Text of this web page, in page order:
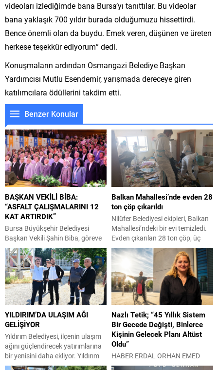
videoları izlediğimde bana Bursa’yı tanıttılar. Bu videolar
bana yaklaşık 700 yıldır burada olduğumuzu hissettirdi.
Bence önemli olan da buydu. Emek veren, düşünen ve üreten
herkese teşekkür ediyorum” dedi.
Konuşmaların ardından Osmangazi Belediye Başkan
Yardımcısı Mutlu Esendemir, yarışmada dereceye giren
katılımcılara ödüllerini takdim etti.
Benzer Konular
BAŞKAN VEKİLİ BİBA:
“ASFALT ÇALIŞMALARINI 12
KAT ARTIRDIK”
Bursa Büyükşehir Belediyesi
Başkan Vekili Şahin Biba, göreve
geldiği 10 Nisan’dan bugüne
kadar geçen dönemi işaret ederek
“AK Parti belediyeciliğine yakışır
bir vizyonla durmadan
çalışıyoruz. Yaz Spor Okullarında
geçen yıl 12.000 olan öğrenci
sayımızı bu yıl 30.000’e yükselttik.
270 bin ton asfalt çalışması
yaparak geçtiğimiz yılın aynı
dönemine göre 12...
Balkan Mahallesi’nde evden 28
ton çöp çıkarıldı
Nilüfer Belediyesi ekipleri, Balkan
Mahallesi’ndeki bir evi temizledi.
Evden çıkarılan 28 ton çöp, üç
kamyona yüklenerek Hamitler
Kent Çöplüğü’ne götürüldü.
Nilüfer Belediyesi ekipleri, Balkan
Mahallesi Turan Haznedaroğlu
Sokak’ta bulunan bir apartman
dairesinden gelen şikâyetleri
değerlendirerek, çöp eve
dönüştürülen adresi temizledi.
Apartman sakinlerinin koku ve
hijyen sorunları nedeniyle yaptığı
bildirimlerin ardından...
YILDIRIM’DA ULAŞIM AĞI
GELİŞİYOR
Yıldırım Belediyesi, ilçenin ulaşım
ağını güçlendirecek yatırımlarına
bir yenisini daha ekliyor. Yıldırım
Belediyesi, ulaşılabilir bir şehir
Nazlı Tetik; “45 Yıllık Sistem
Bir Gecede Değişti, Binlerce
Kişinin Gelecek Planı Altüst
Oldu”
HABER ERDAL ORHAN EMED
Başkanı Nazlı Tetik’ten Engelli